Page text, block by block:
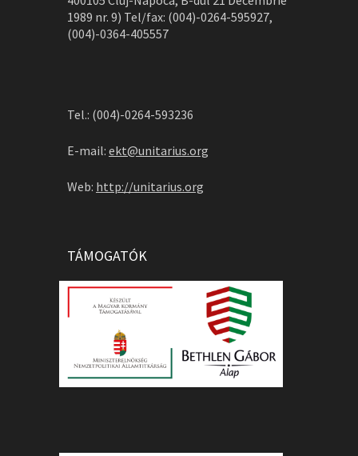
1989 nr. 9) Tel/fax: (004)-0264-595927,
(004)-0364-405557
Tel.: (004)-0264-593236
E-mail: ekt@unitarius.org
Web: http://unitarius.org
TÁMOGATÓK